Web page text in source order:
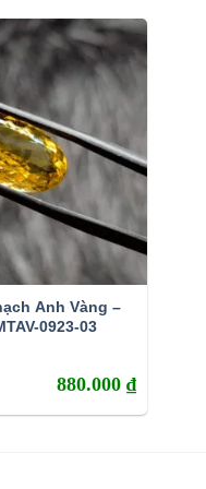
Anh Vàng –
0923-03
880.000 ₫